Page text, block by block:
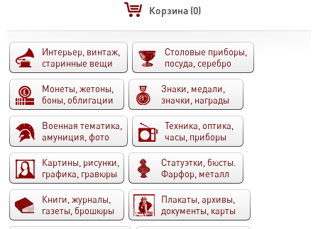
Корзина (0)
Интерьер, винтаж,
старинные вещи
Столовые приборы,
посуда, серебро
Монеты, жетоны,
боны, облигации
Знаки, медали,
значки, награды
Военная тематика,
амуниция, фото
Техника, оптика,
часы, приборы
Картины, рисунки,
графика, гравюры
Статуэтки, бюсты.
Фарфор, металл
Книги, журналы,
газеты, брошюры
Плакаты, архивы,
документы, карты